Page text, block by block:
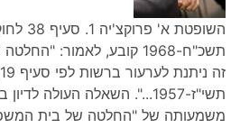
השופטת א'
תשכ"ח-1968
תשי"ז-1957...". השאלה העולה
משמעותה של "החלטה של בית